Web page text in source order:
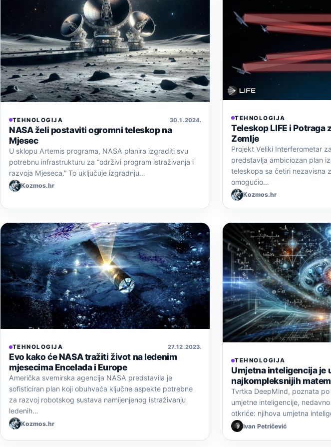
TEHNOLOGIJA 30. 1. 2024.
NASA želi postaviti ogromni teleskop na
Mjesec
U sklopu Artemis programa, NASA planira izgraditi svu
potrebnu infrastrukturu za “održivi program istraživanja i
razvoja Mjeseca.” To uključuje izgradnju…
Kozmos.hr
TEHNOLOGIJA
Teleskop LIFE i Potraga
Zemlje
Projekt Veliki Interferometar
predstavlja ambiciozan plan
teleskopa sa četiri nezavisna
omogućio…
Kozmos.hr
TEHNOLOGIJA 27. 12. 2023.
Evo kako će NASA tražiti život na ledenim
mjesecima Encelada i Europe
Američka svemirska agencija NASA predstavila je
sofisticiran plan koji obuhvaća ključne aspekte potrebne
za razvoj robotskog sustava namijenjenog istraživanju
ledenih…
Kozmos.hr
TEHNOLOGIJA
Umjetna inteligencija je
najkompleksnijih
Tvrtka DeepMind, poznata
umjetne inteligencije,
otkriće: njihova umjetna
Ivan Petričević